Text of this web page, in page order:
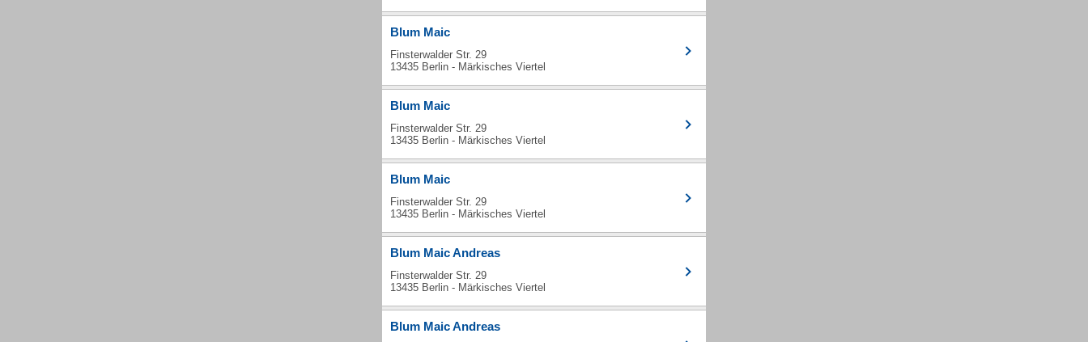
Blum Maic
Finsterwalder Str. 29
13435 Berlin - Märkisches Viertel
Blum Maic
Finsterwalder Str. 29
13435 Berlin - Märkisches Viertel
Blum Maic
Finsterwalder Str. 29
13435 Berlin - Märkisches Viertel
Blum Maic Andreas
Finsterwalder Str. 29
13435 Berlin - Märkisches Viertel
Blum Maic Andreas